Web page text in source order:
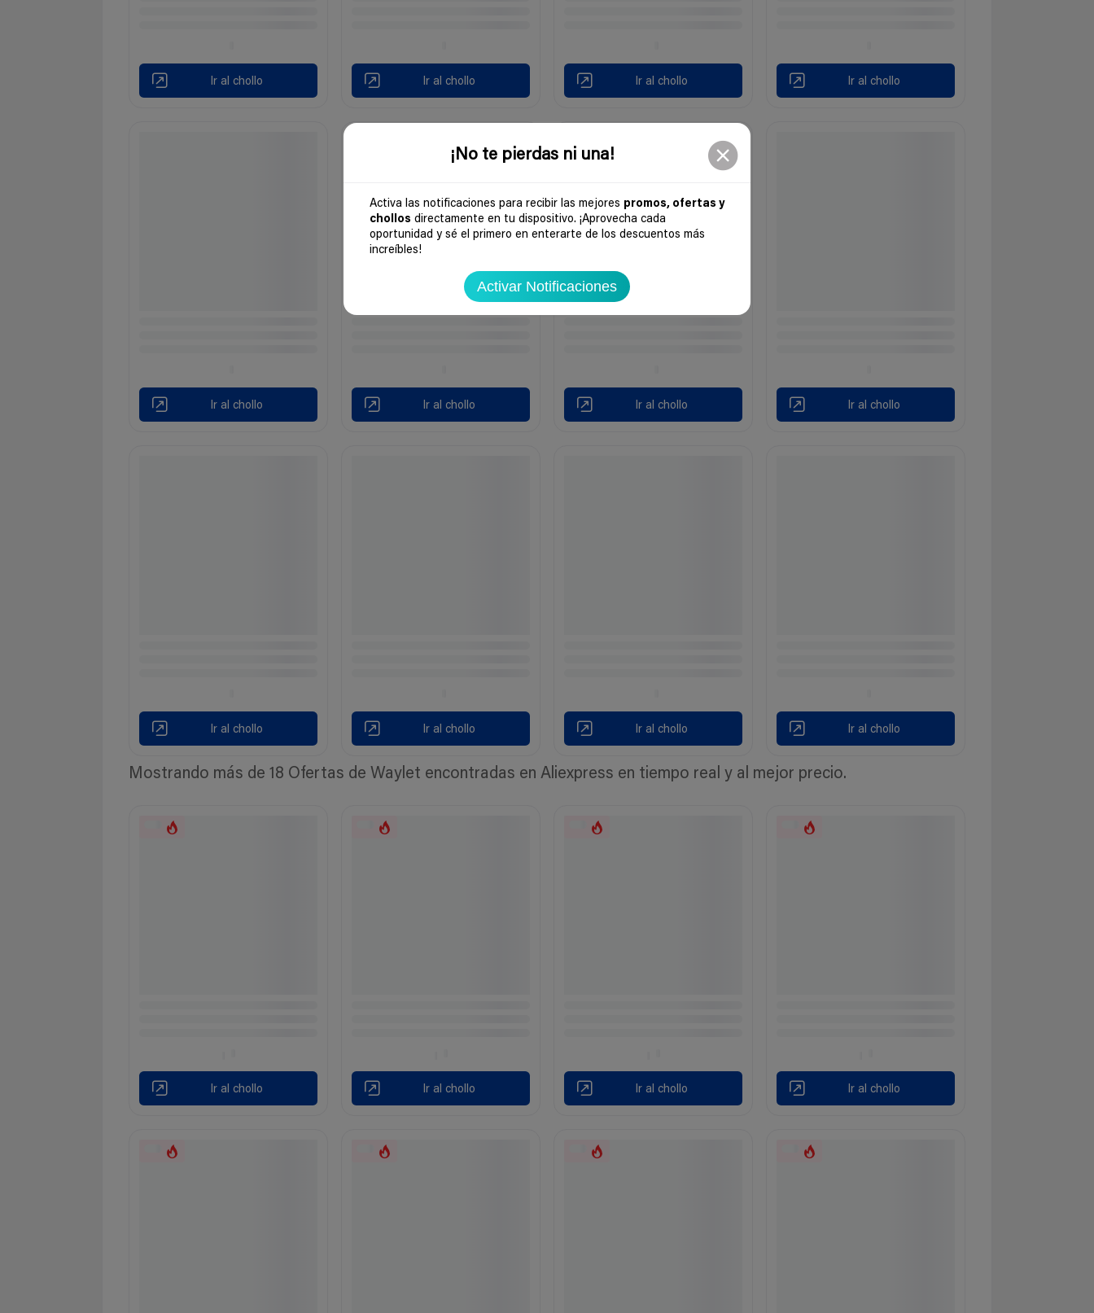
¡No te pierdas ni una!
Activa las notificaciones para recibir las mejores promos, ofertas y
chollos directamente en tu dispositivo. ¡Aprovecha cada
oportunidad y sé el primero en enterarte de los descuentos más
increíbles!
Activar Notificaciones
Ir al chollo Ir al chollo Ir al chollo Ir al chollo
Ir al chollo Ir al chollo Ir al chollo Ir al chollo
Ir al chollo Ir al chollo Ir al chollo Ir al chollo
Mostrando más de 18 Ofertas de Waylet encontradas en Aliexpress en tiempo real y al mejor precio.
Ir al chollo Ir al chollo Ir al chollo Ir al chollo